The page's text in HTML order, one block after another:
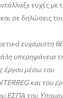
ευχές με
σε δηλώσεις
ευχάριστη
υπερηφάνεια
έργου μέσω του
REG και του
ΕΣΠΑ του